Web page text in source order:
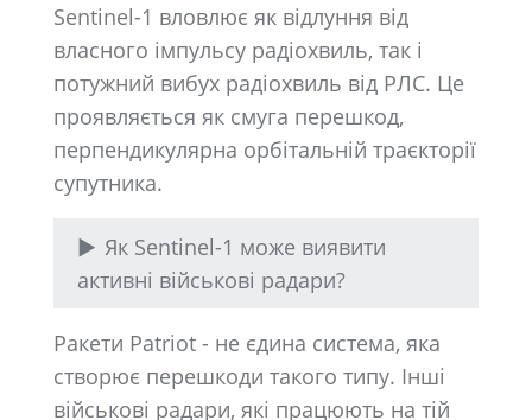
Sentinel-1 вловлює як відлуння від
власного імпульсу радіохвиль, так і
потужний вибух радіохвиль від РЛС. Це
проявляється як смуга перешкод,
перпендикулярна орбітальній траєкторії
супутника.
Як Sentinel-1 може виявити
активні військові радари?
Ракети Patriot - не єдина система, яка
створює перешкоди такого типу. Інші
військові радари, які працюють на тій